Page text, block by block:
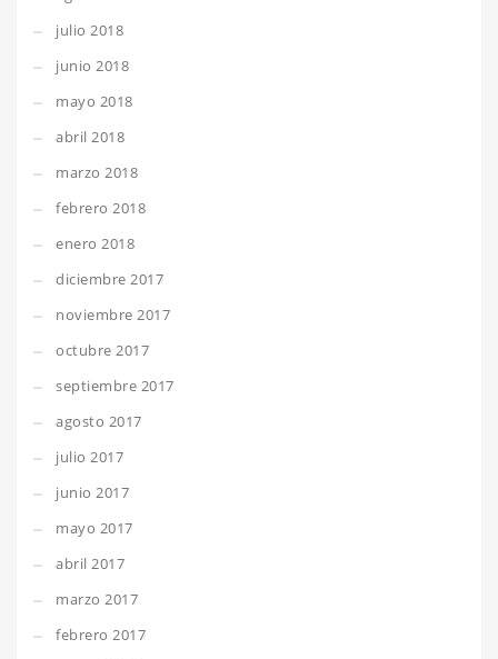
julio 2018
junio 2018
mayo 2018
abril 2018
marzo 2018
febrero 2018
enero 2018
diciembre 2017
noviembre 2017
octubre 2017
septiembre 2017
agosto 2017
julio 2017
junio 2017
mayo 2017
abril 2017
marzo 2017
febrero 2017